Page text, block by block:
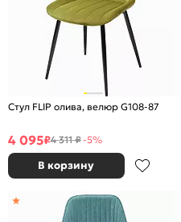
Стул FLIP олива, велюр G108-87
4 095₽4 311 ₽-5%
В корзину